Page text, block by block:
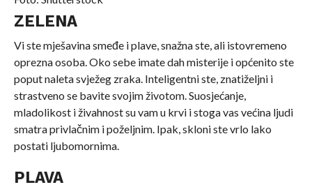
ZELENA
Vi ste mješavina smeđe i plave, snažna ste, ali istovremeno
oprezna osoba. Oko sebe imate dah misterije i općenito ste
poput naleta svježeg zraka. Inteligentni ste, znatiželjni i
strastveno se bavite svojim životom. Suosjećanje,
mladolikost i živahnost su vam u krvi i stoga vas većina ljudi
smatra privlačnim i poželjnim. Ipak, skloni ste vrlo lako
postati ljubomornima.
PLAVA